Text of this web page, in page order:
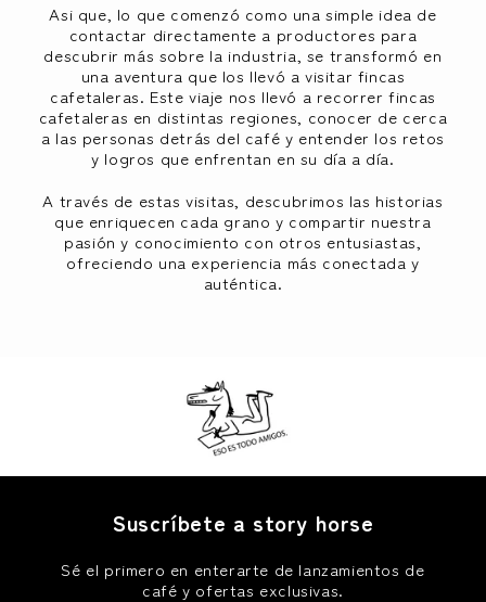
Asi que, lo que comenzó como una simple idea de
contactar directamente a productores para
descubrir más sobre la industria, se transformó en
una aventura que los llevó a visitar fincas
cafetaleras. Este viaje nos llevó a recorrer fincas
cafetaleras en distintas regiones, conocer de cerca
a las personas detrás del café y entender los retos
y logros que enfrentan en su día a día.
A través de estas visitas, descubrimos las historias
que enriquecen cada grano y compartir nuestra
pasión y conocimiento con otros entusiastas,
ofreciendo una experiencia más conectada y
auténtica.
Suscríbete a story horse
Sé el primero en enterarte de lanzamientos de
café y ofertas exclusivas.